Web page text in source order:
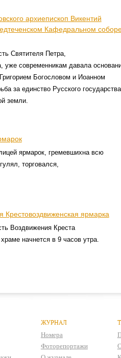
архиепископ Викентий
Кафедральном
Святителя Петра,
уже современникам давала
Богословом и Иоанном
за единство Русского государства
земли.
ярмарок, гремевшихна всю
торговался,
Крестовоздвиженская ярмарка
Воздвижения Креста
начнется в 9 часов утра.
ЖУРНАЛ
Номера
Фоторепортажи